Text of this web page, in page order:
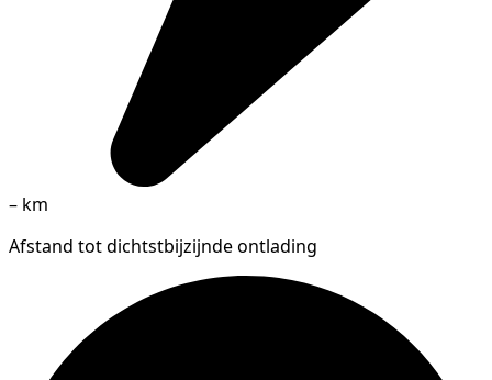
– km
Afstand tot dichtstbijzijnde ontlading